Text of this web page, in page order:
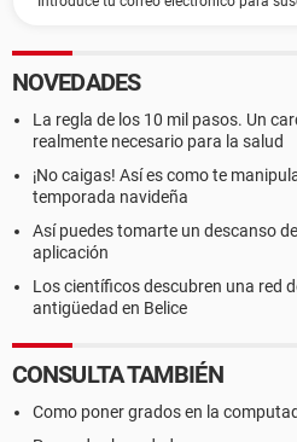
NOVEDADES
La regla de los 10 mil pasos. Un
realmente necesario para la salud
¡No caigas! Así es como te
temporada navideña
Así puedes tomarte un descanso
aplicación
Los científicos descubren una red
antigüedad en Belice
CONSULTA TAMBIÉN
Como poner grados en la